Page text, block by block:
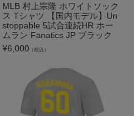
MLB 村上宗隆 ホワイトソック
ス Tシャツ 【国内モデル】Un
stoppable 5試合連続HR ホー
ムラン Fanatics JP ブラック
¥6,000 （税込）